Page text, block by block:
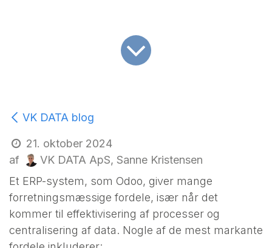
VK DATA blog
21. oktober 2024
af
VK DATA ApS, Sanne Kristensen
Et ERP-system, som Odoo, giver mange
forretningsmæssige fordele, især når det
kommer til effektivisering af processer og
centralisering af data. Nogle af de mest markante